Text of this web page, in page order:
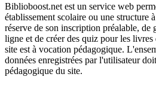
Biblioboost.net est un service web
établissement scolaire ou une structure
réserve de son inscription préalable, de
ligne et de créer des quiz pour les
site est à vocation pédagogique.
données enregistrées par l'utilisateur
pédagogique du site.